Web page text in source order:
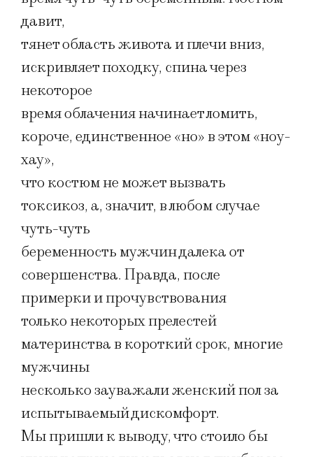
давит,
тянет область живота и плечи вниз,
искривляет походку, спина через
некоторое
время облачения начинает ломить,
короче, единственное «но» в этом «ноу-
хау»,
что костюм не может вызвать
токсикоз, а, значит, в любом случае
чуть-чуть
беременность мужчин далека от
совершенства. Правда, после
примерки и прочувствования
только некоторых прелестей
материнства в короткий срок, многие
мужчины
несколько зауважали женский пол за
испытываемый дискомфорт.
Мы пришли к выводу, что стоило бы